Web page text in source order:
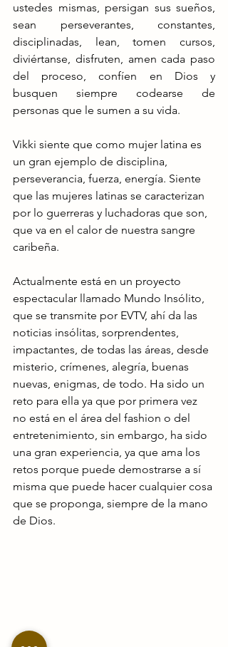
ustedes mismas, persigan sus sueños,
sean perseverantes, constantes,
disciplinadas, lean, tomen cursos,
diviértanse, disfruten, amen cada paso
del proceso, confíen en Dios y
busquen siempre codearse de
personas que le sumen a su vida.
Vikki siente que como mujer latina es
un gran ejemplo de disciplina,
perseverancia, fuerza, energía. Siente
que las mujeres latinas se caracterizan
por lo guerreras y luchadoras que son,
que va en el calor de nuestra sangre
caribeña.
Actualmente está en un proyecto
espectacular llamado Mundo Insólito,
que se transmite por EVTV, ahí da las
noticias insólitas, sorprendentes,
impactantes, de todas las áreas, desde
misterio, crímenes, alegría, buenas
nuevas, enigmas, de todo. Ha sido un
reto para ella ya que por primera vez
no está en el área del fashion o del
entretenimiento, sin embargo, ha sido
una gran experiencia, ya que ama los
retos porque puede demostrarse a sí
misma que puede hacer cualquier cosa
que se proponga, siempre de la mano
de Dios.